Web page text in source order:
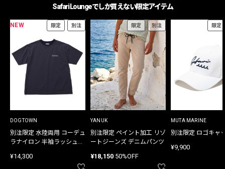
Safari Loungeでしか買えない限定アイテム
NEW 限定 別注
DOGTOWN
別注限定 水陸両用 コーデュ
ラナイロン 半袖ラッシュガ
¥14,300
限定 別注
YANUK
別注限定 ペイント加工 リゾ
ートジーンズ デニムパンツ
¥18,150 50%OFF
限定
MUTA MARINE
別注限定 ロゴキャ
¥9,900